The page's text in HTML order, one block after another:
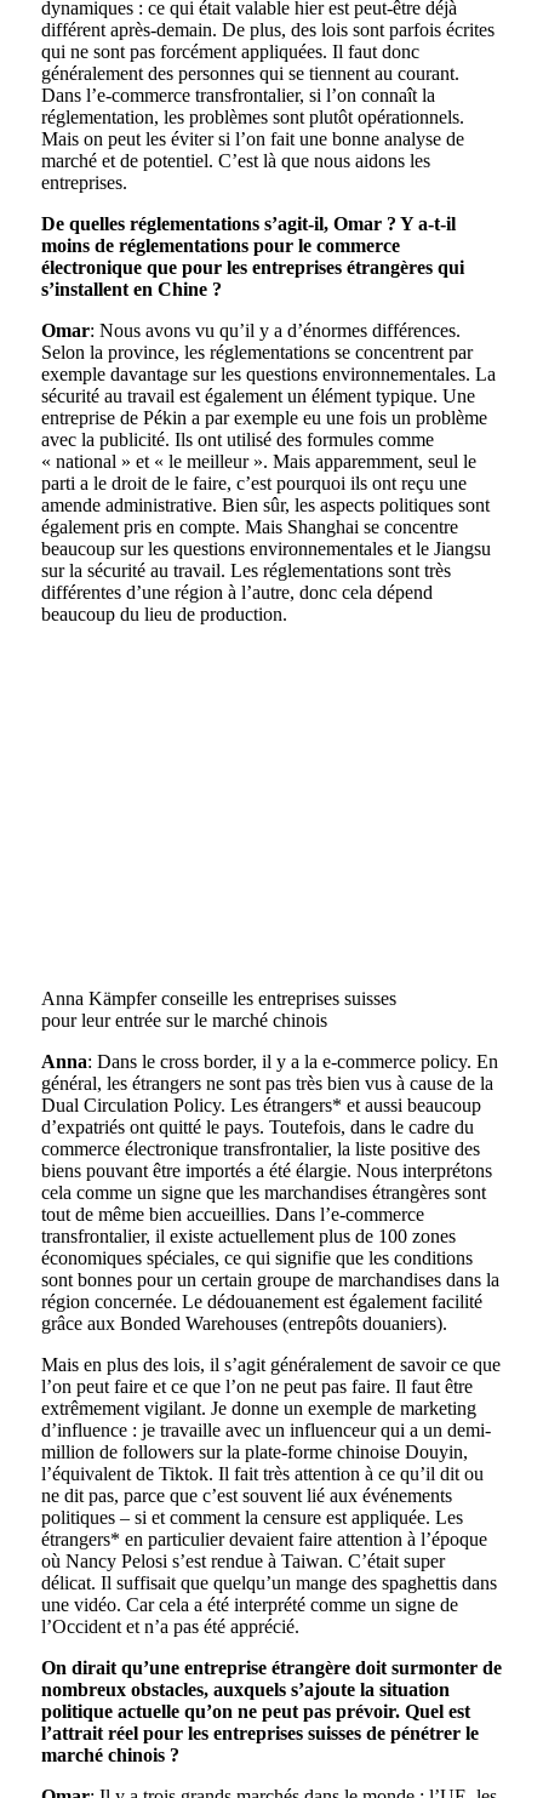
dynamiques : ce qui était valable hier est peut-être déjà
différent après-demain. De plus, des lois sont parfois écrites
qui ne sont pas forcément appliquées. Il faut donc
généralement des personnes qui se tiennent au courant.
Dans l’e-commerce transfrontalier, si l’on connaît la
réglementation, les problèmes sont plutôt opérationnels.
Mais on peut les éviter si l’on fait une bonne analyse de
marché et de potentiel. C’est là que nous aidons les
entreprises.
De quelles réglementations s’agit-il, Omar ? Y a-t-il
moins de réglementations pour le commerce
électronique que pour les entreprises étrangères qui
s’installent en Chine ?
Omar: Nous avons vu qu’il y a d’énormes différences.
Selon la province, les réglementations se concentrent par
exemple davantage sur les questions environnementales. La
sécurité au travail est également un élément typique. Une
entreprise de Pékin a par exemple eu une fois un problème
avec la publicité. Ils ont utilisé des formules comme
« national » et « le meilleur ». Mais apparemment, seul le
parti a le droit de le faire, c’est pourquoi ils ont reçu une
amende administrative. Bien sûr, les aspects politiques sont
également pris en compte. Mais Shanghai se concentre
beaucoup sur les questions environnementales et le Jiangsu
sur la sécurité au travail. Les réglementations sont très
différentes d’une région à l’autre, donc cela dépend
beaucoup du lieu de production.
Anna Kämpfer conseille les entreprises suisses
pour leur entrée sur le marché chinois
Anna: Dans le cross border, il y a la e-commerce policy. En
général, les étrangers ne sont pas très bien vus à cause de la
Dual Circulation Policy. Les étrangers* et aussi beaucoup
d’expatriés ont quitté le pays. Toutefois, dans le cadre du
commerce électronique transfrontalier, la liste positive des
biens pouvant être importés a été élargie. Nous interprétons
cela comme un signe que les marchandises étrangères sont
tout de même bien accueillies. Dans l’e-commerce
transfrontalier, il existe actuellement plus de 100 zones
économiques spéciales, ce qui signifie que les conditions
sont bonnes pour un certain groupe de marchandises dans la
région concernée. Le dédouanement est également facilité
grâce aux Bonded Warehouses (entrepôts douaniers).
Mais en plus des lois, il s’agit généralement de savoir ce que
l’on peut faire et ce que l’on ne peut pas faire. Il faut être
extrêmement vigilant. Je donne un exemple de marketing
d’influence : je travaille avec un influenceur qui a un demi-
million de followers sur la plate-forme chinoise Douyin,
l’équivalent de Tiktok. Il fait très attention à ce qu’il dit ou
ne dit pas, parce que c’est souvent lié aux événements
politiques – si et comment la censure est appliquée. Les
étrangers* en particulier devaient faire attention à l’époque
où Nancy Pelosi s’est rendue à Taiwan. C’était super
délicat. Il suffisait que quelqu’un mange des spaghettis dans
une vidéo. Car cela a été interprété comme un signe de
l’Occident et n’a pas été apprécié.
On dirait qu’une entreprise étrangère doit surmonter de
nombreux obstacles, auxquels s’ajoute la situation
politique actuelle qu’on ne peut pas prévoir. Quel est
l’attrait réel pour les entreprises suisses de pénétrer le
marché chinois ?